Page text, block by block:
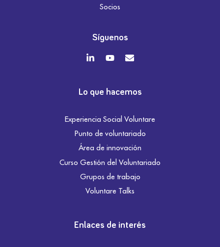
Socios
Síguenos
Lo que hacemos
Experiencia Social Voluntare
Punto de voluntariado
Área de innovación
Curso Gestión del Voluntariado
Grupos de trabajo
Voluntare Talks
Enlaces de interés